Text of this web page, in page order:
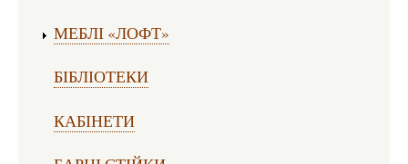
МЕБЛІ «ЛОФТ»
БІБЛІОТЕКИ
КАБІНЕТИ